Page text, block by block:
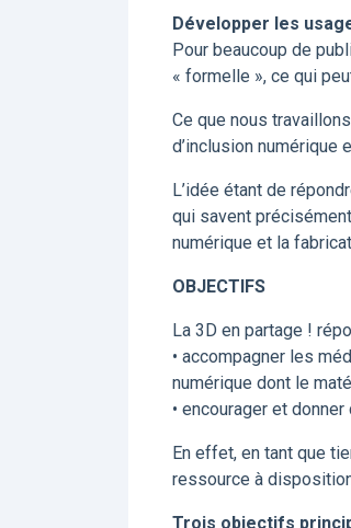
Développer les
Pour beaucoup de
« formelle », ce qui
Ce que nous
d’inclusion numérique
L’idée étant de
qui savent
numérique et la
OBJECTIFS
La 3D en partage !
• accompagner les
numérique dont le
• encourager et donner
En effet, en tant que
ressource à
Trois objectifs